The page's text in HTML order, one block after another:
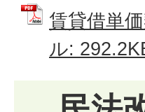
賃貸借単
ル: